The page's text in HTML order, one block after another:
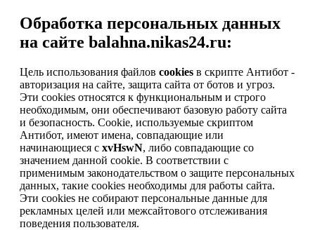
Обработка персональных данных
на сайте balahna.nikas24.ru:
Цель использования файлов cookies в скрипте Антибот -
авторизация на сайте, защита сайта от ботов и угроз.
Эти cookies относятся к функциональным и строго
необходимым, они обеспечивают базовую работу сайта
и безопасность. Cookie, используемые скриптом
Антибот, имеют имена, совпадающие или
начинающиеся с xvHswN, либо совпадающие со
значением данной cookie. В соответствии с
применимым законодательством о защите персональных
данных, такие cookies необходимы для работы сайта.
Эти cookies не собирают персональные данные для
рекламных целей или межсайтового отслеживания
поведения пользователя.